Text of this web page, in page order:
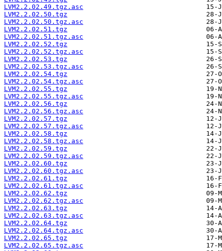
LVM2.2.02.49.tgz.asc
LVM2.2.02.50.tgz
LVM2.2.02.50.tgz.asc
LVM2.2.02.51.tgz
LVM2.2.02.51.tgz.asc
LVM2.2.02.52.tgz
LVM2.2.02.52.tgz.asc
LVM2.2.02.53.tgz
LVM2.2.02.53.tgz.asc
LVM2.2.02.54.tgz
LVM2.2.02.54.tgz.asc
LVM2.2.02.55.tgz
LVM2.2.02.55.tgz.asc
LVM2.2.02.56.tgz
LVM2.2.02.56.tgz.asc
LVM2.2.02.57.tgz
LVM2.2.02.57.tgz.asc
LVM2.2.02.58.tgz
LVM2.2.02.58.tgz.asc
LVM2.2.02.59.tgz
LVM2.2.02.59.tgz.asc
LVM2.2.02.60.tgz
LVM2.2.02.60.tgz.asc
LVM2.2.02.61.tgz
LVM2.2.02.61.tgz.asc
LVM2.2.02.62.tgz
LVM2.2.02.62.tgz.asc
LVM2.2.02.63.tgz
LVM2.2.02.63.tgz.asc
LVM2.2.02.64.tgz
LVM2.2.02.64.tgz.asc
LVM2.2.02.65.tgz
LVM2.2.02.65.tgz.asc